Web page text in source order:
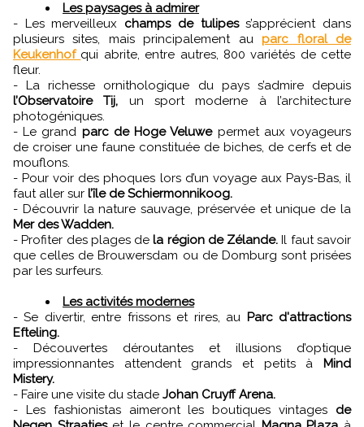
Les paysages à admirer
- Les merveilleux champs de tulipess’apprécient dans
plusieurs sites, mais principalement auparc floral de
Keukenhof qui abrite, entre autres, 800 variétés de cette
fleur.
- La richesse ornithologique du pays s’admire depuis
l’Observatoire Tij, un sport moderne à l’architecture
photogéniques.
- Le grand parc de Hoge Veluwepermet aux voyageurs
de croiser une faune constituée de biches, de cerfs et de
mouflons.
- Pour voir des phoques lors d’un voyage aux Pays-Bas, il
faut aller sur l’île de Schiermonnikoog.
- Découvrir la nature sauvage, préservée et unique de la
Mer des Wadden.
- Profiter des plages dela région de Zélande. Il faut savoir
que celles de Brouwersdam ou de Domburg sont prisées
par les surfeurs.
Les activités modernes
- Se divertir, entre frissons et rires, au Parc d'attractions
Efteling.
- Découvertes déroutantes et illusions d’optique
impressionnantes attendent grands et petits à Mind
Mistery.
- Faire une visite du stade Johan Cruyff Arena.
- Les fashionistas aimeront les boutiques vintages de